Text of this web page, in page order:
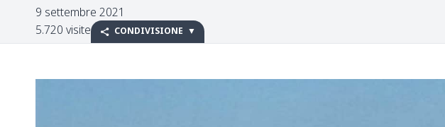
9 settembre 2021
5.720 visite
CONDIVISIONE